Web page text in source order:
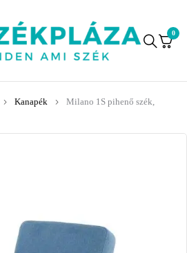
0
Kanapék
Milano 1S pihenő szék,